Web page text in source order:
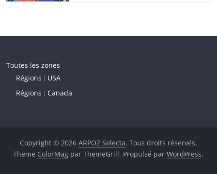
Toutes les zones
Régions : USA
Régions : Canada
Copyright © 2026 ARPOZ Selecta. Tous droits réservés.
Theme ColorMag par ThemeGrill. Propulsé parWordPress.